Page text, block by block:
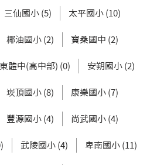
三仙國小 (5) 太平國小 (10)
椰油國小 (2) 寶桑國中 (2)
體中(高中部) (0) 安朔國小 (2)
崁頂國小 (8) 康樂國小 (7)
豐源國小 (4) 尚武國小 (4)
武陵國小 (4) 卑南國小 (11)